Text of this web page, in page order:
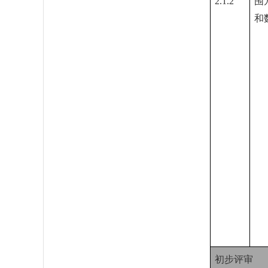
和
初步评审